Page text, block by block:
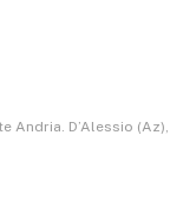
Andria. D’Alessio